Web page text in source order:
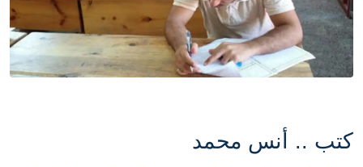
كتب .. أنس محمد